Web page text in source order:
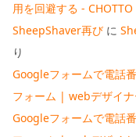
用を回避する - CHOTTO
SheepShaver再び に
り
Googleフォームで電話
フォーム | webデザイ
Googleフォームで電話